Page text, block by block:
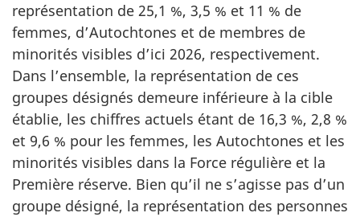
représentation de 25,1 %, 3,5 % et 11 % de
femmes, d’Autochtones et de membres de
minorités visibles d’ici 2026, respectivement.
Dans l’ensemble, la représentation de ces
groupes désignés demeure inférieure à la cible
établie, les chiffres actuels étant de 16,3 %, 2,8 %
et 9,6 % pour les femmes, les Autochtones et les
minorités visibles dans la Force régulière et la
Première réserve. Bien qu’il ne s’agisse pas d’un
groupe désigné, la représentation des personnes